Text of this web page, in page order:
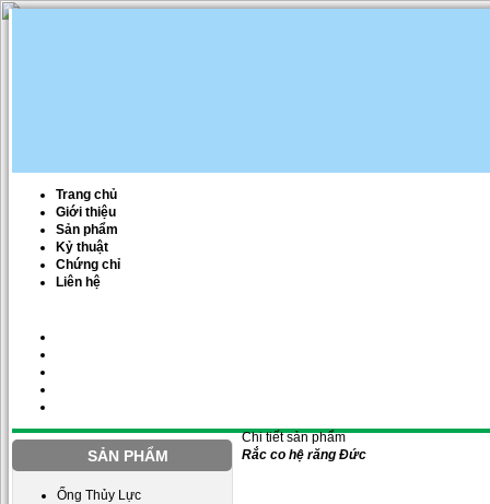
Trang chủ
Giới thiệu
Sản phẩm
Kỷ thuật
Chứng chỉ
Liên hệ
SẢN PHẨM
Ống Thủy Lực
Chi tiết sản phẩm
Rắc co hệ răng Đức